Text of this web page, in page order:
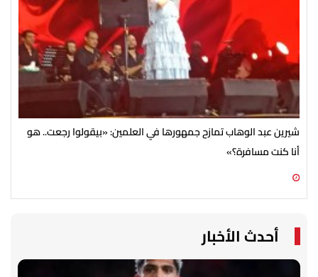
شيرين عبد الوهاب تمازح جمهورها في العلمين: «بيقولوا رجعت.. هو
أنا كنت مسافرة؟»
أحدث الأخبار